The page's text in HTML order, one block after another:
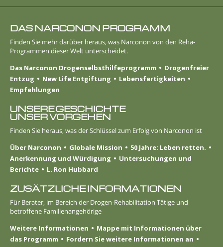
DAS NARCONON PROGRAMM
Finden Sie mehr darüber heraus, was Narconon von den Reha-
Programmen dieser Welt unterscheidet.
Das Narconon Drogenselbsthilfeprogramm
Drogenfreier
Entzug
New Life Entgiftung
Lebens­fertigkeiten
Empfehlungen
UNSERE GESCHICHTE
UNSER VORGEHEN
Finden Sie heraus, was der Schlüssel zum Erfolg von Narconon ist
Über Narconon
Globale Mission
50 Jahre: Leben retten.
Anerkennung und Würdigung
Untersuchungen und
Berichte
L. Ron Hubbard
ZUSÄTZLICHE INFORMATIONEN
Für Berater, im Bereich der Drogen-Rehabilitation Tätige und
betroffene Familienangehörige
Weitere Informationen
Mappe mit Informationen über
das Programm
Fordern Sie weitere Informationen an